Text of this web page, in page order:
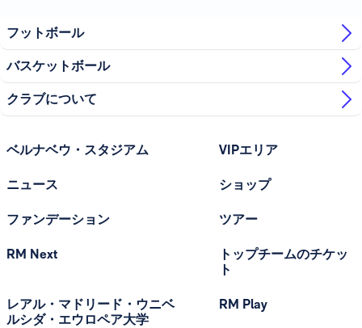
フットボール
バスケットボール
クラブについて
ベルナベウ・スタジアム
ニュース
ファンデーション
RM Next
レアル・マドリード・ウニベ
ルシダ・エウロペア大学
VIPエリア
ショップ
ツアー
トップチームのチケッ
ト
RM Play